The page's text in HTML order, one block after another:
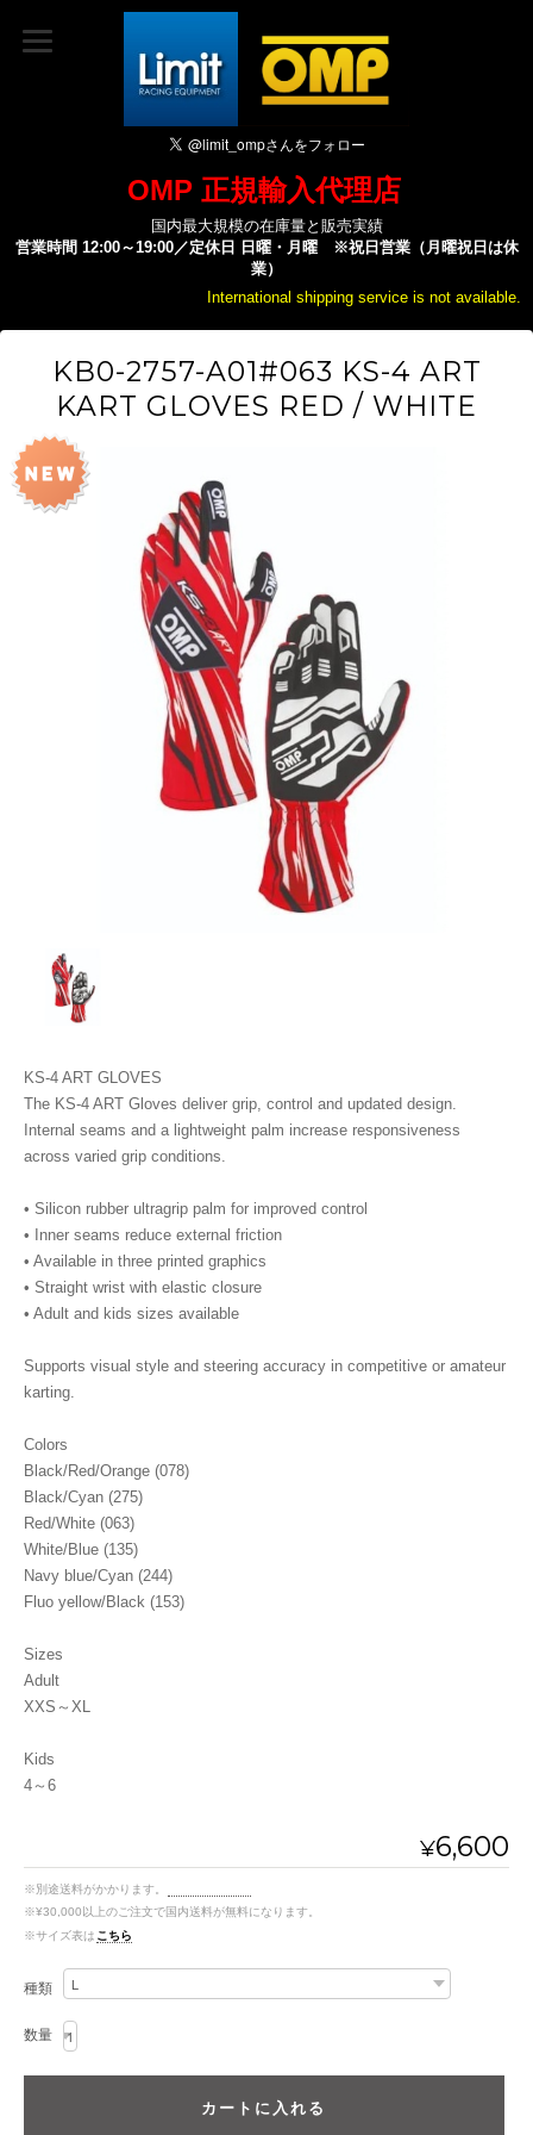
OMP 正規輸入代理店
国内最大規模の在庫量と販売実績
営業時間 12:00～19:00／定休日 日曜・月曜 ※祝日営業（月曜祝日は休
業）
International shipping service is not available.
KB0-2757-A01#063 KS-4 ART
KART GLOVES RED / WHITE
KS-4 ART GLOVES
The KS-4 ART Gloves deliver grip, control and updated design.
Internal seams and a lightweight palm increase responsiveness
across varied grip conditions.
• Silicon rubber ultragrip palm for improved control
• Inner seams reduce external friction
• Available in three printed graphics
• Straight wrist with elastic closure
• Adult and kids sizes available
Supports visual style and steering accuracy in competitive or amateur
karting.
Colors
Black/Red/Orange (078)
Black/Cyan (275)
Red/White (063)
White/Blue (135)
Navy blue/Cyan (244)
Fluo yellow/Black (153)
Sizes
Adult
XXS～XL
Kids
4～6
¥6,600
※別途送料がかかります。
※¥30,000以上のご注文で国内送料が無料になります。
※サイズ表は こちら
種類
数量